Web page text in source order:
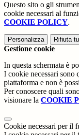
Questo sito o gli
cookie necessari al
COOKIE POLICY.
Personalizza Rifiuta
Gestione cookie
In questa schermata è
I cookie necessari sono
piattaforma e non è
Per conoscere quali
visionare la COOKIE
Cookie necessari per il